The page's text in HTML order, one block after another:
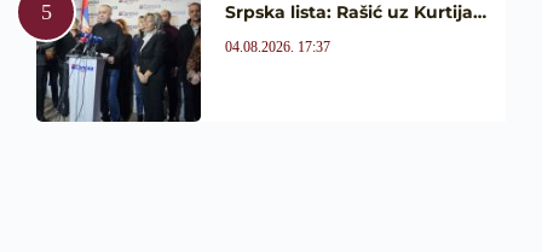
Srpska lista: Rašić uz Kurtija…
04.08.2026. 17:37